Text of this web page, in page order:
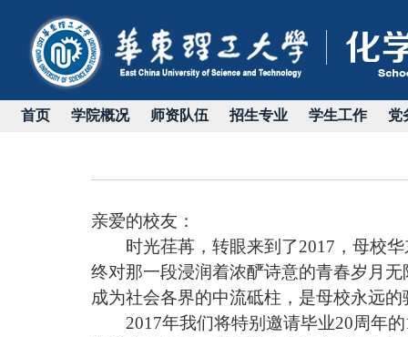
首页 学院概况 师资队伍 招生专业 学生工作 党
亲爱的校友：
时光荏苒，转眼来到了2017 ，母校
终对那一段浸润着浓酽诗意的青春岁月
成为社会各界的中流砥柱，是母校永远的
2017年我们将特别邀请毕业20周年的